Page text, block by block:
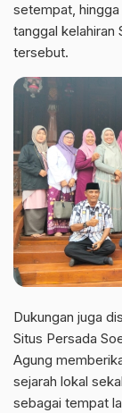
setempat,
tanggal kelahiran
tersebut.
Dukungan juga
Situs Persada
Agung
sejarah lokal
sebagai tempat